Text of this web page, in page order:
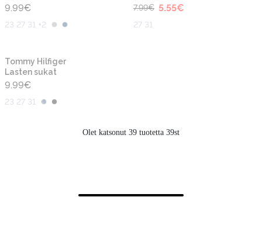
9.99€
23 27 31 +2
7.99€ 5.55€
27 31
Tommy Hilfiger
Lasten sukat
9.99€
23 27 31
Olet katsonut 39 tuotetta 39st